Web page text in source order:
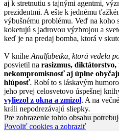
aj k stretnutiu s tajnými agentmi,
prezidentmi. A ešte k jednému
výbušnému problému. Veď na koho
koketujú s jadrovou výzbrojou a
keď je na predaj bomba, ktorá v
V knihe Analfabetka, ktorá vedela
posvietil na rasizmus,
nekompromisnosť aj úplne
hlúposť. Robí to s láskavým
jeho prvej celosvetovo úspešnej
vyliezol z okna a zmizol. A na
králi nepodrezávajú sliepky.
Pre zobrazenie tohto obsahu
Povoliť cookies a zobraziť